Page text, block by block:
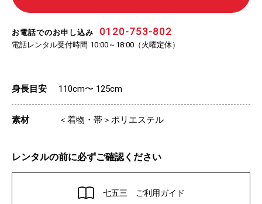
お電話でのお申し込み 0120-753-802
電話レンタル受付時間 10:00～18:00 （火曜定休）
身長目安 110cm〜 125cm
素材 ＜着物・帯＞ポリエステル
レンタルの前に必ずご確認ください
七五三 ご利用ガイド